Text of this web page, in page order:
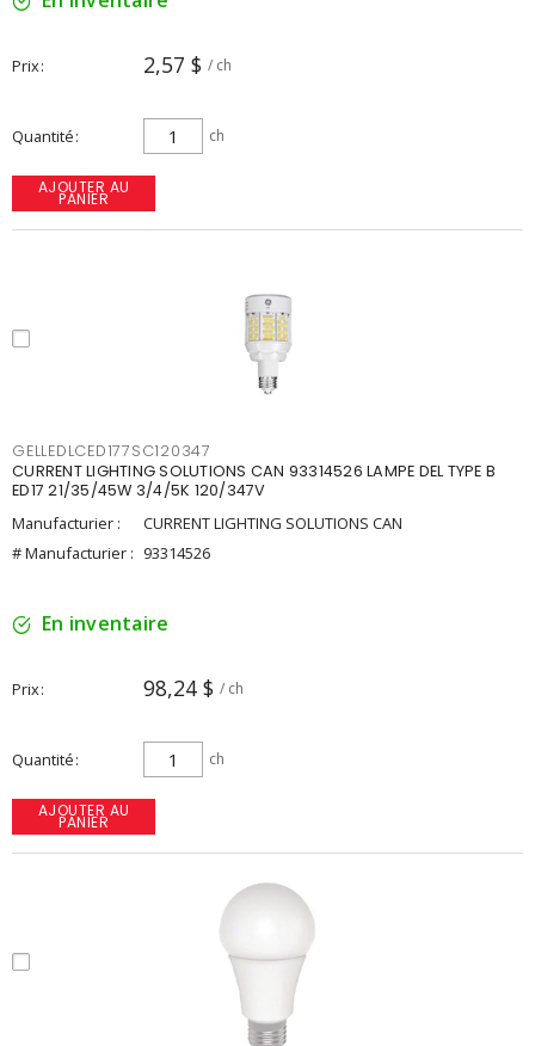
Prix 2,57 $ / ch
Quantité ch
AJOUTER AU
PANIER
GELLEDLCED177SC120347
CURRENT LIGHTING SOLUTIONS CAN 93314526 LAMPE DEL TYPE B
ED17 21/35/45W 3/4/5K 120/347V
Manufacturier :
CURRENT LIGHTING SOLUTIONS CAN
# Manufacturier : 93314526
En inventaire
Prix 98,24 $ / ch
Quantité ch
AJOUTER AU
PANIER